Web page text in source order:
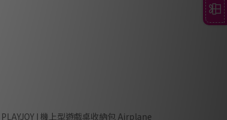
PLAYJOY I 機上型遊戲桌收納包 Airplane